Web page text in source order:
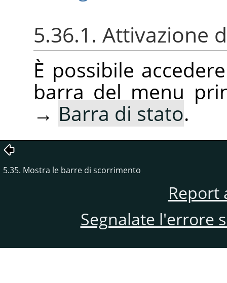
5.36.1. Attivazione
È possibile
barra del menu
→ Barra di stato.
5.35. Mostra le barre di scorrimento
Report
Segnalate l'errore